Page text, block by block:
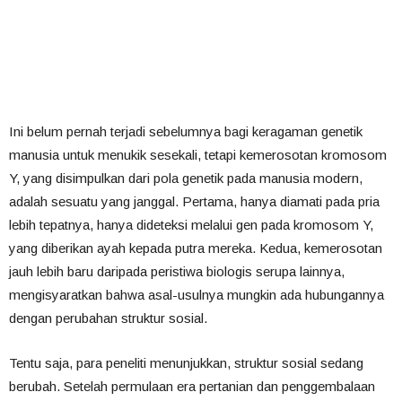
Ini belum pernah terjadi sebelumnya bagi keragaman genetik
manusia untuk menukik sesekali, tetapi kemerosotan kromosom
Y, yang disimpulkan dari pola genetik pada manusia modern,
adalah sesuatu yang janggal. Pertama, hanya diamati pada pria
lebih tepatnya, hanya dideteksi melalui gen pada kromosom Y,
yang diberikan ayah kepada putra mereka. Kedua, kemerosotan
jauh lebih baru daripada peristiwa biologis serupa lainnya,
mengisyaratkan bahwa asal-usulnya mungkin ada hubungannya
dengan perubahan struktur sosial.
Tentu saja, para peneliti menunjukkan, struktur sosial sedang
berubah. Setelah permulaan era pertanian dan penggembalaan